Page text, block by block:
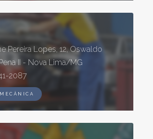
Pereira Lopes, 12, Oswaldo
II - Nova Lima/MG
2087